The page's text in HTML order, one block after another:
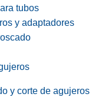
tubos
y adaptadores
y corte de agujeros